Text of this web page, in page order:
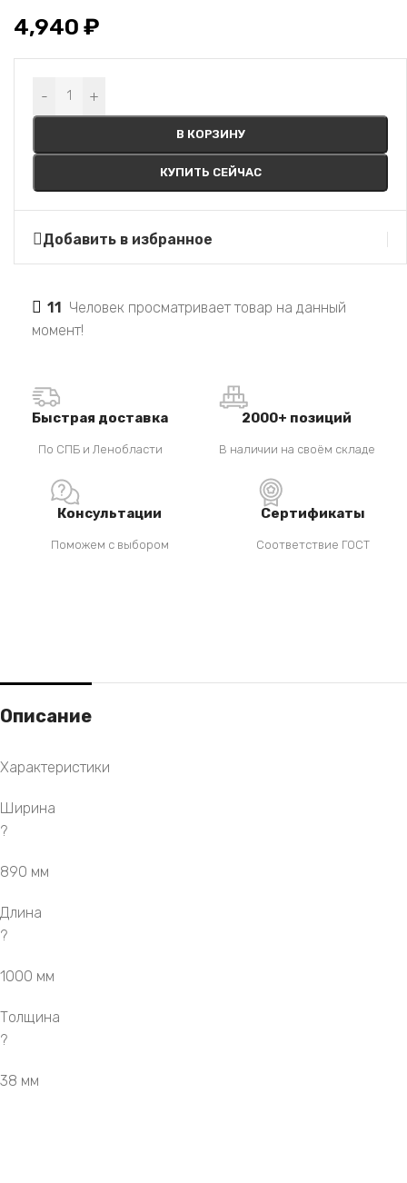
4,940 ₽
- +
В КОРЗИНУ
КУПИТЬ СЕЙЧАС
Alternative:
Добавить в избранное
11
Человек просматривает товар на данный
момент!
Быстрая доставка
По СПБ и Ленобласти
2000+ позиций
В наличии на своём складе
Консультации
Поможем с выбором
Сертификаты
Соответствие ГОСТ
Описание
Характеристики
Ширина
?
890 мм
Длина
?
1000 мм
Толщина
?
38 мм